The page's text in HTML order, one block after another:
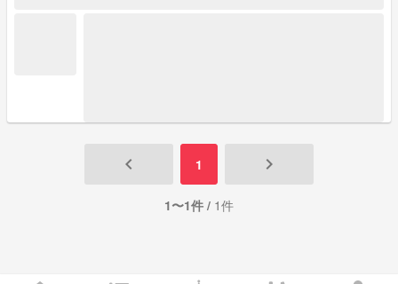
keyboard_arrow_left 1 keyboard_arrow_right
1〜1件 / 1件